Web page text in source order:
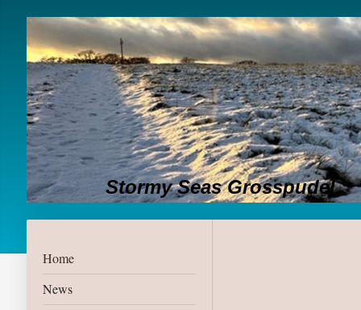
Stormy Seas Grosspudel
Home
News